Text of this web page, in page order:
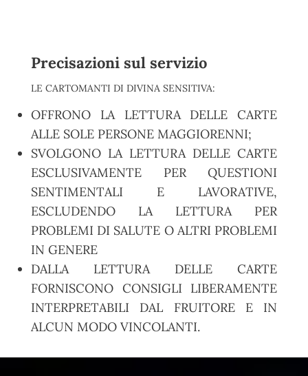
Precisazioni sul servizio
LE CARTOMANTI DI DIVINA SENSITIVA:
OFFRONO LA LETTURA DELLE CARTE
ALLE SOLE PERSONE MAGGIORENNI;
SVOLGONO LA LETTURA DELLE CARTE
ESCLUSIVAMENTE PER QUESTIONI
SENTIMENTALI E LAVORATIVE,
ESCLUDENDO LA LETTURA PER
PROBLEMI DI SALUTE O ALTRI PROBLEMI
IN GENERE
DALLA LETTURA DELLE CARTE
FORNISCONO CONSIGLI LIBERAMENTE
INTERPRETABILI DAL FRUITORE E IN
ALCUN MODO VINCOLANTI.